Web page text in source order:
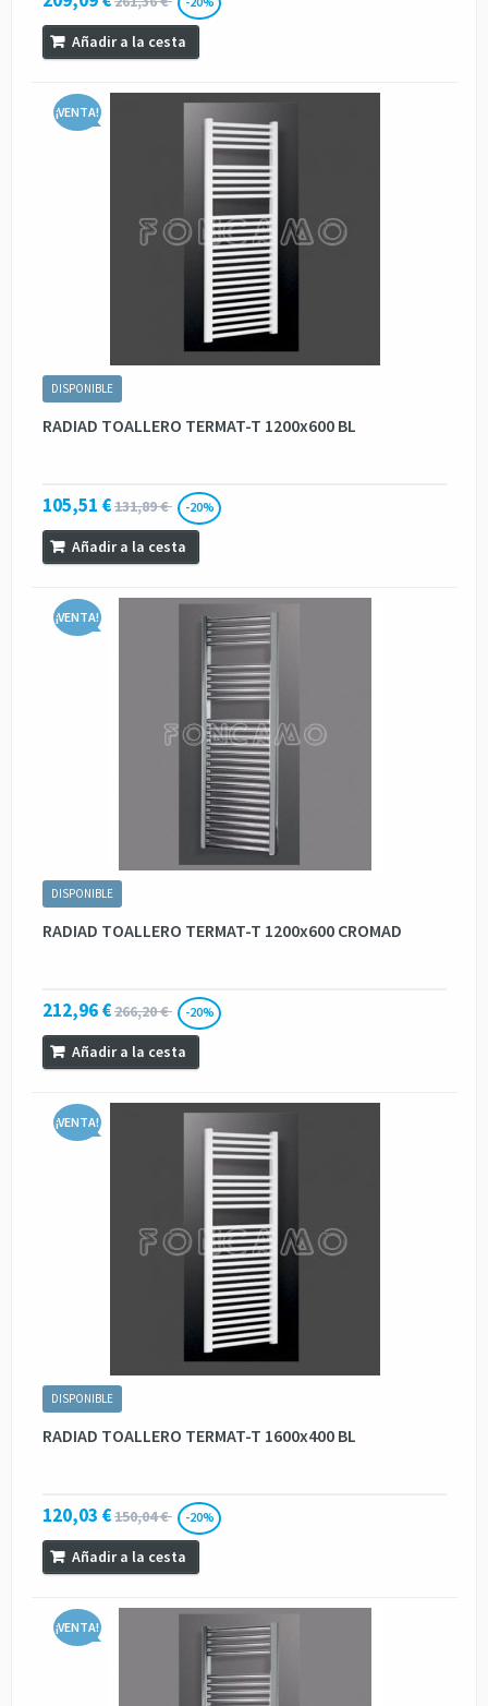
Añadir a la cesta
¡VENTA!
DISPONIBLE
RADIAD TOALLERO TERMAT-T 1200x600 BL
105,51 €131,89 € -20%
Añadir a la cesta
¡VENTA!
DISPONIBLE
RADIAD TOALLERO TERMAT-T 1200x600 CROMAD
212,96 €266,20 € -20%
Añadir a la cesta
¡VENTA!
DISPONIBLE
RADIAD TOALLERO TERMAT-T 1600x400 BL
120,03 €150,04 € -20%
Añadir a la cesta
¡VENTA!